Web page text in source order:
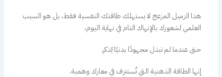
هذا الزميل المزعج لا يستهلك طاقتك النفسية فقط، بل هو السبب
العلمي لشعورك بالإنهاك التام في نهاية اليوم،
حتى عندما لم تبذل مجهودًا بدنيًا يُذكر.
إنها الطاقة الذهنية التي تُستنزف في معارك وهمية.